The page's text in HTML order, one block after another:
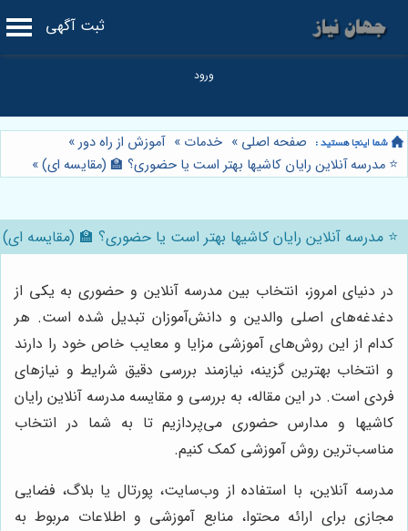
ثبت آگهی
صفحه اصلی » خدمات » آموزش از راه دور»
⭐️ مدرسه آنلاین رایان کاشیها بهتر است یا حضوری؟ 🏫 (مقایسه ای)»
⭐️ مدرسه آنلاین رایان کاشیها بهتر است یا حضوری؟ 🏫 (مقایسه ای)
در دنیای امروز، انتخاب بین مدرسه آنلاین و حضوری به یکی از
دغدغه‌های اصلی والدین و دانش‌آموزان تبدیل شده است. هر
کدام از این روش‌های آموزشی مزایا و معایب خاص خود را دارند
و انتخاب بهترین گزینه، نیازمند بررسی دقیق شرایط و نیازهای
فردی است. در این مقاله، به بررسی و مقایسه مدرسه آنلاین رایان
کاشیها و مدارس حضوری می‌پردازیم تا به شما در انتخاب
مناسب‌ترین روش آموزشی کمک کنیم.
مدرسه آنلاین، با استفاده از وب‌سایت، پورتال یا بلاگ، فضایی
مجازی برای ارائه محتوا، منابع آموزشی و اطلاعات مربوط به